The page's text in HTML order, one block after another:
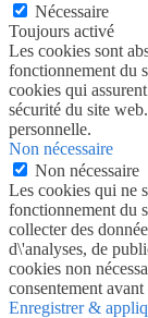
Nécessaire
Toujours activé
Les cookies sont
fonctionnement du
cookies qui
sécurité du site
personnelle.
Non nécessaire
Non nécessaire
Les cookies qui ne
fonctionnement du
collecter des
d\'analyses, de
cookies non
consentement
Enregistrer &